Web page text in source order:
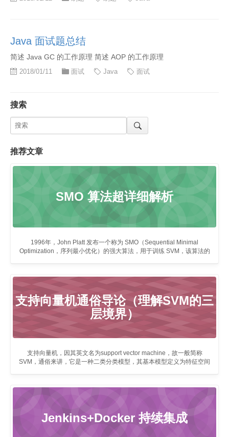
Java 面试题总结
简述 Java GC 的工作原理 简述 AOP 的工作原理
2018/01/11 面试 Java 面试
搜索
推荐文章
SMO 算法超详细解析
1996年，John Platt 发布一个称为 SMO（Sequential Minimal
Optimization，序列最小优化）的强大算法，用于训练 SVM，该算法的
支持向量机通俗导论（理解SVM的三
层境界）
支持向量机，因其英文名为support vector machine，故一般简称
SVM，通俗来讲，它是一种二类分类模型，其基本模型定义为特征空间
Jenkins+Docker 持续集成